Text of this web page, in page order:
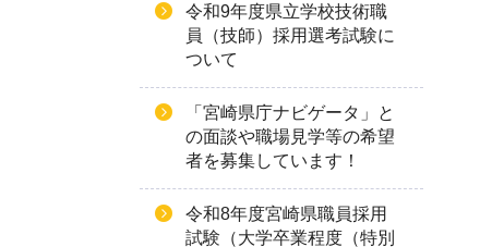
令和9年度県立学校技術職
員（技師）採用選考試験に
ついて
「宮崎県庁ナビゲータ」と
の面談や職場見学等の希望
者を募集しています！
令和8年度宮崎県職員採用
試験（大学卒業程度（特別